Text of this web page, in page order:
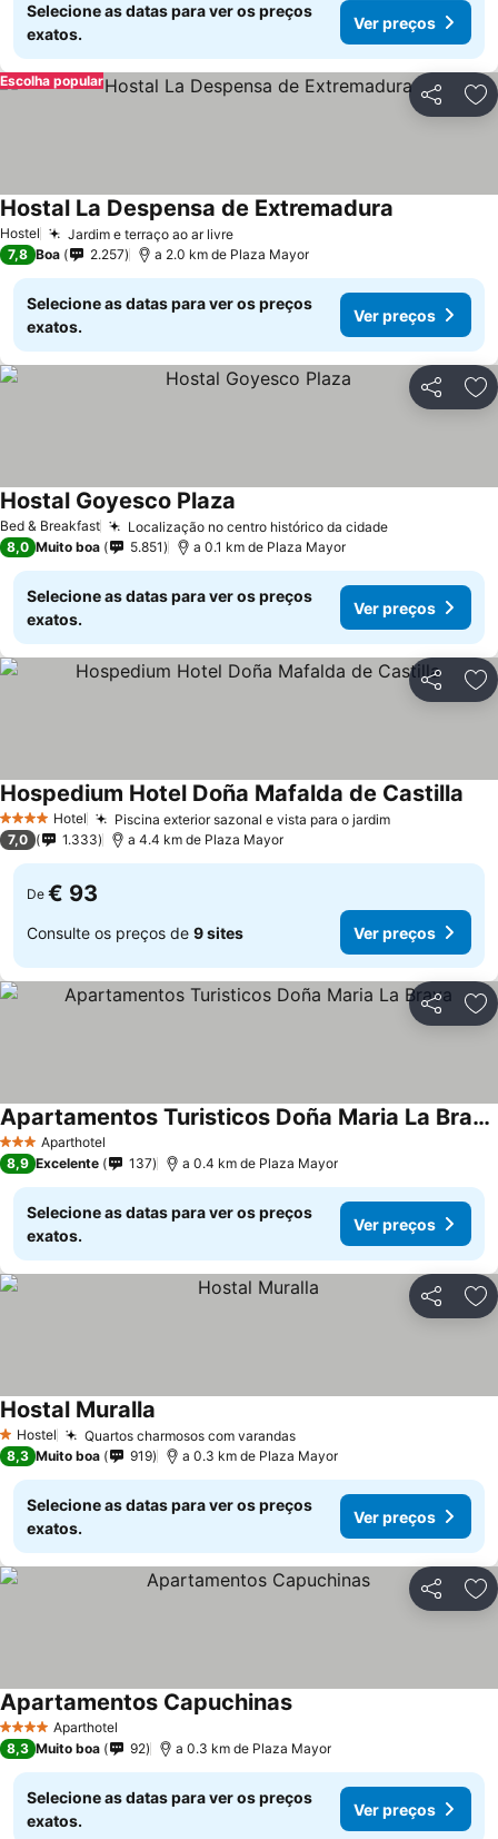
Selecione as datas para ver os preços
exatos.
Ver preços
Partilhar
Escolha popular
Hostel Jardim e terraço ao ar livreVer preços
Hostal La Despensa de Extremadura
7,8 Boa 2.257 a 2.0 km de Plaza Mayor
Selecione as datas para ver os preços
exatos.
Ver preços
Partilhar
Bed & Breakfast Localização no centro histórico da cidadeVer preços
Hostal Goyesco Plaza
8,0 Muito boa 5.851 a 0.1 km de Plaza Mayor
Selecione as datas para ver os preços
exatos.
Ver preços
Partilhar
4 EstrelasHotel Piscina exterior sazonal e vista para o jardimVer preços
Hospedium Hotel Doña Mafalda de Castilla
7,0 1.333 a 4.4 km de Plaza Mayor
De € 93
Consulte os preços de 9 sites Ver preços
Partilhar
3 EstrelasAparthotel
Apartamentos Turisticos Doña Maria La Brava
Ver preços
8,9 Excelente 137 a 0.4 km de Plaza Mayor
Selecione as datas para ver os preços
exatos.
Ver preços
Partilhar
1 Estrelas
Hostel Quartos charmosos com varandasVer preços
Hostal Muralla
8,3 Muito boa 919 a 0.3 km de Plaza Mayor
Selecione as datas para ver os preços
exatos.
Ver preços
Partilhar
4 EstrelasAparthotel
Apartamentos CapuchinasVer preços
8,3 Muito boa 92 a 0.3 km de Plaza Mayor
Selecione as datas para ver os preços
exatos.
Ver preços